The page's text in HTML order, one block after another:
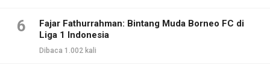
6
Fajar Fathurrahman: Bintang Muda Borneo FC di
Liga 1 Indonesia
Dibaca 1.002 kali